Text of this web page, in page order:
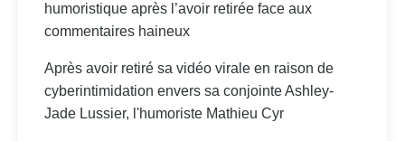
humoristique après l’avoir retirée face aux
commentaires haineux
Après avoir retiré sa vidéo virale en raison de
cyberintimidation envers sa conjointe Ashley-
Jade Lussier, l'humoriste Mathieu Cyr